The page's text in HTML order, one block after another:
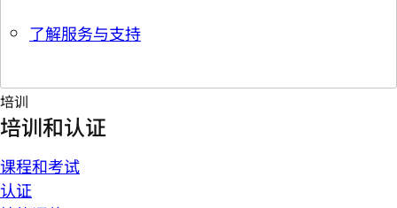
了解服务与支持
培训
培训和认证
课程和考试
认证